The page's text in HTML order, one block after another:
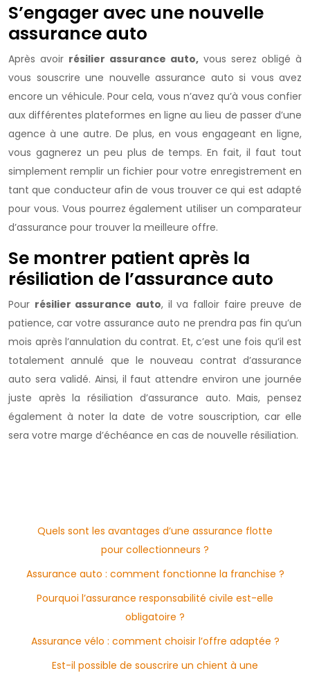
S’engager avec une nouvelle
assurance auto
Après avoir résilier assurance auto, vous serez obligé à
vous souscrire une nouvelle assurance auto si vous avez
encore un véhicule. Pour cela, vous n’avez qu’à vous confier
aux différentes plateformes en ligne au lieu de passer d’une
agence à une autre. De plus, en vous engageant en ligne,
vous gagnerez un peu plus de temps. En fait, il faut tout
simplement remplir un fichier pour votre enregistrement en
tant que conducteur afin de vous trouver ce qui est adapté
pour vous. Vous pourrez également utiliser un comparateur
d’assurance pour trouver la meilleure offre.
Se montrer patient après la
résiliation de l’assurance auto
Pour résilier assurance auto, il va falloir faire preuve de
patience, car votre assurance auto ne prendra pas fin qu’un
mois après l’annulation du contrat. Et, c’est une fois qu’il est
totalement annulé que le nouveau contrat d’assurance
auto sera validé. Ainsi, il faut attendre environ une journée
juste après la résiliation d’assurance auto. Mais, pensez
également à noter la date de votre souscription, car elle
sera votre marge d’échéance en cas de nouvelle résiliation.
Quels sont les avantages d’une assurance flotte
pour collectionneurs ?
Assurance auto : comment fonctionne la franchise ?
Pourquoi l’assurance responsabilité civile est-elle
obligatoire ?
Assurance vélo : comment choisir l’offre adaptée ?
Est-il possible de souscrire un chient à une